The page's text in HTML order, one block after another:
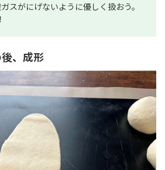
スがにげないように優しく扱おう。
、成形